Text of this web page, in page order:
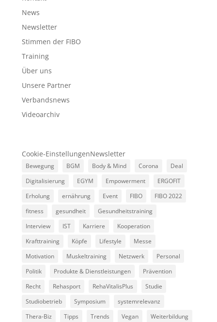
News
Newsletter
Stimmen der FIBO
Training
Über uns
Unsere Partner
Verbandsnews
Videoarchiv
Cookie-EinstellungenNewsletter
Bewegung BGM Body & Mind Corona
Deal
Digitalisierung
EGYM Empowerment
ERGOFIT
Erholung
ernährung Event FIBO
FIBO 2022
fitness
gesundheit
Gesundheitstraining
Interview
IST Karriere
Kooperation
Krafttraining
Köpfe Lifestyle
Messe
Motivation
Muskeltraining Netzwerk
Personal
Politik
Produkte & Dienstleistungen
Prävention
Recht
Rehasport RehaVitalisPlus
Studie
Studiobetrieb
Symposium
systemrelevanz
Thera-Biz
Tipps Trends Vegan Weiterbildung